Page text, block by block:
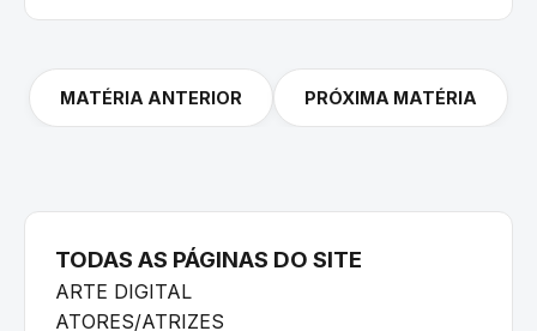
MATÉRIA ANTERIOR PRÓXIMA MATÉRIA
TODAS AS PÁGINAS DO SITE
ARTE DIGITAL
ATORES/ATRIZES